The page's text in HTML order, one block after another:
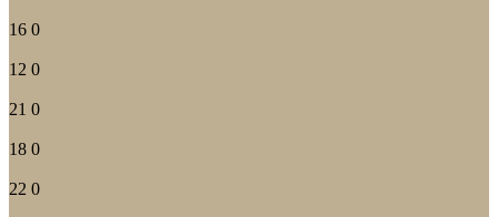
16 0
12 0
21 0
18 0
22 0